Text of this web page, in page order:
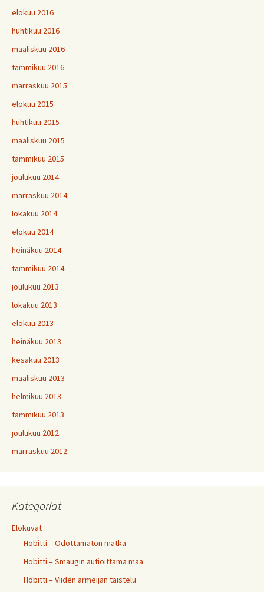
elokuu 2016
huhtikuu 2016
maaliskuu 2016
tammikuu 2016
marraskuu 2015
elokuu 2015
huhtikuu 2015
maaliskuu 2015
tammikuu 2015
joulukuu 2014
marraskuu 2014
lokakuu 2014
elokuu 2014
heinäkuu 2014
tammikuu 2014
joulukuu 2013
lokakuu 2013
elokuu 2013
heinäkuu 2013
kesäkuu 2013
maaliskuu 2013
helmikuu 2013
tammikuu 2013
joulukuu 2012
marraskuu 2012
Kategoriat
Elokuvat
Hobitti – Odottamaton matka
Hobitti – Smaugin autioittama maa
Hobitti – Viiden armeijan taistelu